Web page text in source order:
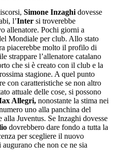
Simone Inzaghi dovesse
l’Inter si troverebbe
allenatore. Pochi giorni a
Mondiale per club. Allo stato
piacerebbe molto il profilo di
strappare l’allenatore catalano
che si è creato con il club e la
stagione. A quel punto
con caratteristiche se non altro
attuale delle cose, si possono
Allegri, nonostante la stima nei
uno alla panchina del
Juventus. Se Inzaghi dovesse
dovrebbero dare fondo a tutta la
per scegliere il nuovo
che non ce ne sia